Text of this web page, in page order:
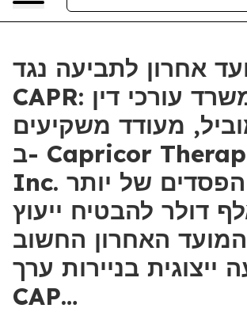
אחרון לתביעה נגד
CAPR: רוזן, משרד עורכי דין
מעודד משקיעים
ב- Capricor Therapeutics,
Inc. עם הפסדים של יותר
אלף דולר להבטיח ייעוץ
המועד האחרון החשוב
ייצוגית בניירות ערך -
CAP…